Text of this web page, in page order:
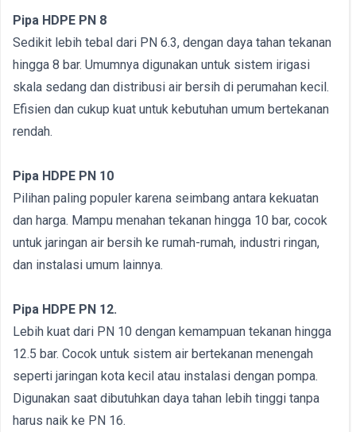
Pipa HDPE PN 8
Sedikit lebih tebal dari PN 6.3, dengan daya tahan tekanan
hingga 8 bar. Umumnya digunakan untuk sistem irigasi
skala sedang dan distribusi air bersih di perumahan kecil.
Efisien dan cukup kuat untuk kebutuhan umum bertekanan
rendah.
Pipa HDPE PN 10
Pilihan paling populer karena seimbang antara kekuatan
dan harga. Mampu menahan tekanan hingga 10 bar, cocok
untuk jaringan air bersih ke rumah-rumah, industri ringan,
dan instalasi umum lainnya.
Pipa HDPE PN 12.
Lebih kuat dari PN 10 dengan kemampuan tekanan hingga
12.5 bar. Cocok untuk sistem air bertekanan menengah
seperti jaringan kota kecil atau instalasi dengan pompa.
Digunakan saat dibutuhkan daya tahan lebih tinggi tanpa
harus naik ke PN 16.